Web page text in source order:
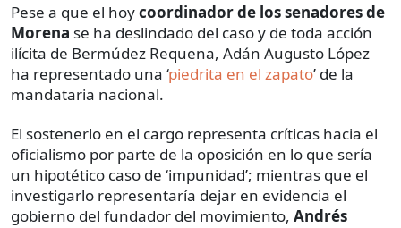
Pese a que el hoycoordinador de los senadores de
Morena se ha deslindado del caso y de toda acción
ilícita de Bermúdez Requena, Adán Augusto López
ha representado una ‘piedrita en el zapato’ de la
mandataria nacional.
El sostenerlo en el cargo representa críticas hacia el
oficialismo por parte de la oposición en lo que sería
un hipotético caso de ‘impunidad’; mientras que el
investigarlo representaría dejar en evidencia el
gobierno del fundador del movimiento, Andrés